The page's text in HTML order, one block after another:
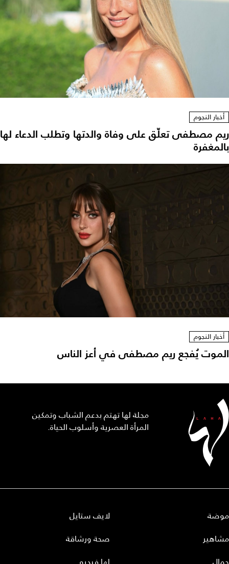
أخبار النجوم
ريم مصطفى تعلّق على وفاة والدتها وتطلب الدعاء لها
بالمغفرة
أخبار النجوم
الموت يُفجع ريم مصطفى في أعز الناس
مجلة لها تهتم بدعم الشباب وتمكين
المرأة العصرية وأسلوب الحياة.
موضة
مشاهير
لايف ستايل
صحة ورشاقة